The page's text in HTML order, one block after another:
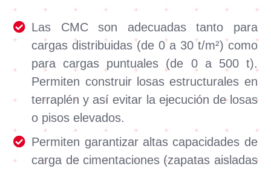
Las CMC son adecuadas tanto para
cargas distribuidas (de 0 a 30 t/m²) como
para cargas puntuales (de 0 a 500 t).
Permiten construir losas estructurales en
terraplén y así evitar la ejecución de losas
o pisos elevados.
Permiten garantizar altas capacidades de
carga de cimentaciones (zapatas aisladas